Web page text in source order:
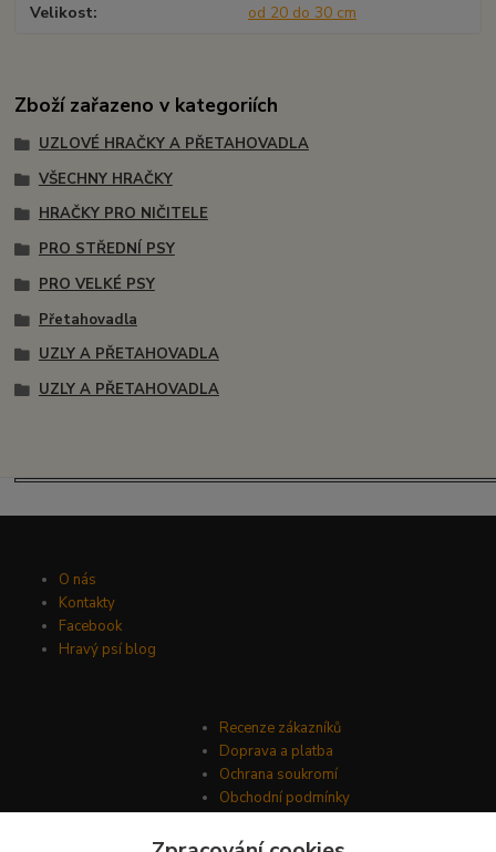
Velikost od 20 do 30 cm
Zboží zařazeno v kategoriích
UZLOVÉ HRAČKY A PŘETAHOVADLA
VŠECHNY HRAČKY
HRAČKY PRO NIČITELE
PRO STŘEDNÍ PSY
PRO VELKÉ PSY
Přetahovadla
UZLY A PŘETAHOVADLA
UZLY A PŘETAHOVADLA
O nás
Kontakty
Facebook
Hravý psí blog
Recenze zákazníků
Doprava a platba
Ochrana soukromí
Obchodní podmínky